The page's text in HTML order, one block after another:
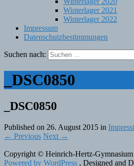
Winterlager 2021
Winterlager 2022
Impressum
Datenschutzbestimmungen
Suchen nach:
_DSC0850
_DSC0850
Published on 26. August 2015 in
← Previous Next →
Copyright © Heinrich-Hertz-
Powered by WordPress , Designed and